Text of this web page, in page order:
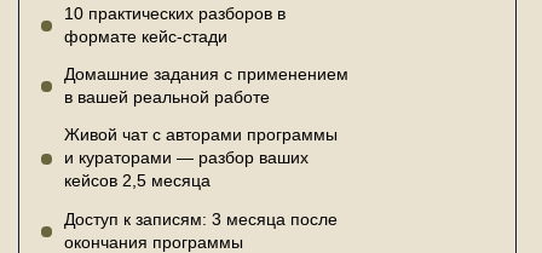
10 практических разборов в
формате кейс-стади
Домашние задания с применением
в вашей реальной работе
Живой чат с авторами программы
и кураторами — разбор ваших
кейсов 2,5 месяца
Доступ к записям: 3 месяца после
окончания программы